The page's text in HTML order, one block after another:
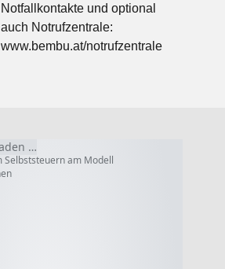
Notfallkontakte und optional
auch Notrufzentrale:
www.bembu.at/notrufzentrale